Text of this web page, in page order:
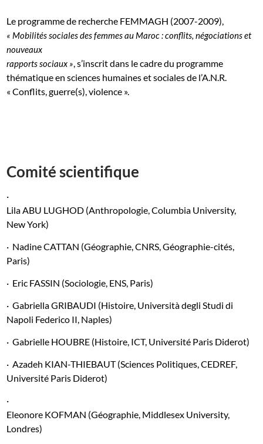
Le programme de recherche FEMMAGH (2007-2009),
« Mobilités sociales des femmes au Maroc : conflits, négociations et
nouveaux
rapports sociaux », s’inscrit dans le cadre du programme
thématique en sciences humaines et sociales de l’A.N.R.
« Conflits, guerre(s), violence ».
Comité scientifique
·
Lila ABU LUGHOD (Anthropologie, Columbia University,
New York)
· Nadine CATTAN (Géographie, CNRS, Géographie-cités,
Paris)
· Eric FASSIN (Sociologie, ENS, Paris)
· Gabriella GRIBAUDI (Histoire, Università degli Studi di
Napoli Federico II, Naples)
· Gabrielle HOUBRE (Histoire, ICT, Université Paris Diderot)
· Azadeh KIAN-THIEBAUT (Sciences Politiques, CEDREF,
Université Paris Diderot)
·
Eleonore KOFMAN (Géographie, Middlesex University,
Londres)